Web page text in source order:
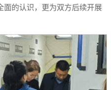
面的认识，更为双方后续开展